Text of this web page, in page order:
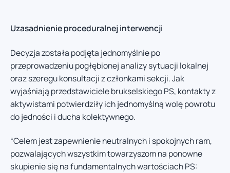
Uzasadnienie proceduralnej interwencji
Decyzja została podjęta jednomyślnie po
przeprowadzeniu pogłębionej analizy sytuacji lokalnej
oraz szeregu konsultacji z członkami sekcji. Jak
wyjaśniają przedstawiciele brukselskiego PS, kontakty z
aktywistami potwierdziły ich jednomyślną wolę powrotu
do jedności i ducha kolektywnego.
“Celem jest zapewnienie neutralnych i spokojnych ram,
pozwalających wszystkim towarzyszom na ponowne
skupienie się na fundamentalnych wartościach PS: